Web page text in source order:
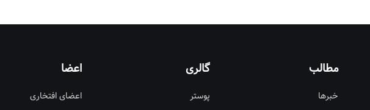
مطالب
خبرها
گالری
پوستر
اعضا
اعضای افتخاری